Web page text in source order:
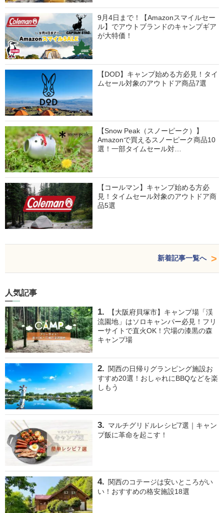
9月4日まで！【Amazonスマイルセー
ル】でアウトブランドのキャンプギア
が大特価！
【DOD】キャンプ始める方必見！タイ
ムセール対象のアウトドア商品7選
【Snow Peak（スノーピーク）】
Amazonで買えるスノーピーク商品10
選！一部タイムセール対…
【コールマン】キャンプ始める方必
見！タイムセール対象のアウトドア商
品5選
新着記事一覧へ
人気記事
【大阪府貝塚市】キャンプ場「渓
流園地」はソロキャンパー必見！フリ
ーサイトで直火OK！穴場の漆黒の森
キャンプ場
関西の日帰りグランピング施設お
すすめ20選！おしゃれにBBQなどを楽
しもう
マルチグリドルレシピ7選｜キャン
プ飯に革命を起こす！
関西のコテージは安いところがい
い！おすすめの格安施設18選